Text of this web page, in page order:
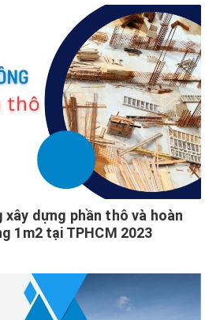
xây dựng phần thô và hoàn
1m2 tại TPHCM 2023